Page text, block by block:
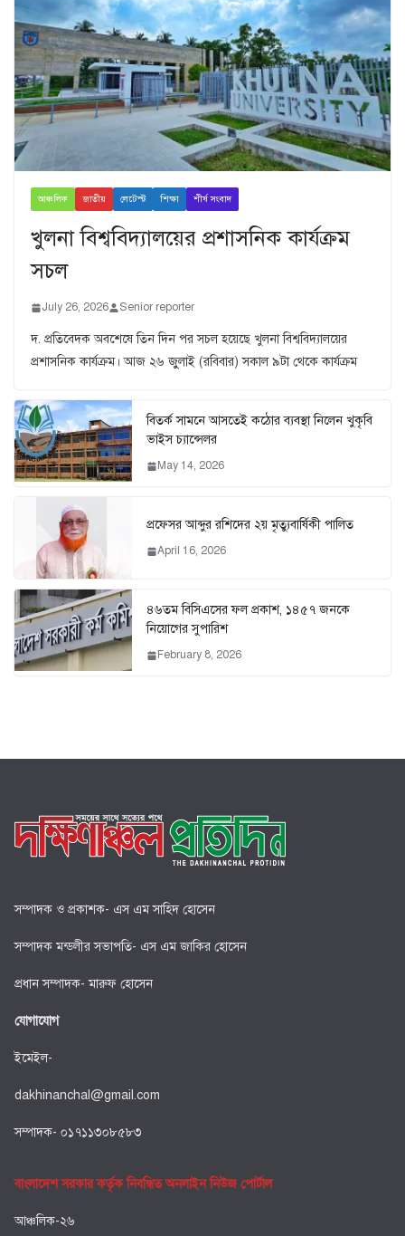
আঞ্চলিক জাতীয় লেটেস্ট শিক্ষা শীর্ষ সংবাদ
খুলনা বিশ্ববিদ্যালয়ের প্রশাসনিক কার্যক্রম
সচল
July 26, 2026 Senior reporter
দ. প্রতিবেদক অবশেষে তিন দিন পর সচল হয়েছে খুলনা বিশ্ববিদ্যালয়ের
প্রশাসনিক কার্যক্রম। আজ ২৬ জুুলাই (রবিবার) সকাল ৯টা থেকে কার্যক্রম
বিতর্ক সামনে আসতেই কঠোর ব্যবস্থা নিলেন খুকৃবি
ভাইস চ্যান্সেলর
May 14, 2026
প্রফেসর আব্দুর রশিদের ২য় মৃত্যুবার্ষিকী পালিত
April 16, 2026
৪৬তম বিসিএসের ফল প্রকাশ, ১৪৫৭ জনকে
নিয়োগের সুপারিশ
February 8, 2026
সম্পাদক ও প্রকাশক- এস এম সাহিদ হোসেন
সম্পাদক মন্ডলীর সভাপতি- এস এম জাকির হোসেন
প্রধান সম্পাদক- মারুফ হোসেন
যোগাযোগ
ইমেইল-
dakhinanchal@gmail.com
সম্পাদক- ০১৭১১৩০৮৫৮৩
বাংলাদেশ সরকার কর্তৃক নিবন্ধিত অনলাইন নিউজ পোর্টাল
আঞ্চলিক-২৬